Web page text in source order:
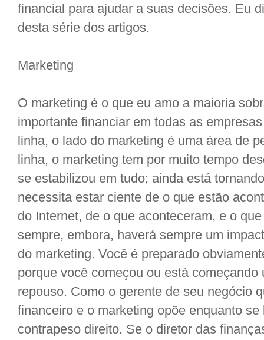
financial para ajudar a suas decisões. Eu
desta série dos artigos.
Marketing
O marketing é o que eu amo a maioria
importante financiar em todas as
linha, o lado do marketing é uma área de
linha, o marketing tem por muito tempo
se estabilizou em tudo; ainda está
necessita estar ciente de o que estão
do Internet, de o que aconteceram, e o
sempre, embora, haverá sempre um
do marketing. Você é preparado
porque você começou ou está
repouso. Como o gerente de seu negócio
financeiro e o marketing opõe enquanto
contrapeso direito. Se o diretor das